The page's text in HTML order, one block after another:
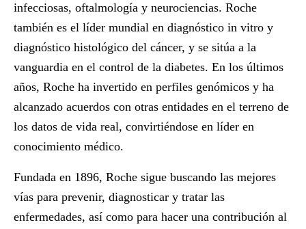
infecciosas, oftalmología y neurociencias. Roche
también es el líder mundial en diagnóstico in vitro y
diagnóstico histológico del cáncer, y se sitúa a la
vanguardia en el control de la diabetes. En los últimos
años, Roche ha invertido en perfiles genómicos y ha
alcanzado acuerdos con otras entidades en el terreno de
los datos de vida real, convirtiéndose en líder en
conocimiento médico.
Fundada en 1896, Roche sigue buscando las mejores
vías para prevenir, diagnosticar y tratar las
enfermedades, así como para hacer una contribución al